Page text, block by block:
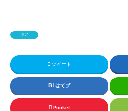
ギア
ツイート
はてブ
Pocket